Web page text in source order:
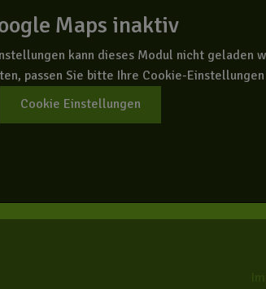
Maps inaktiv
kann dieses Modul nicht geladen
passen Sie bitte Ihre Cookie-
Cookie Einstellungen